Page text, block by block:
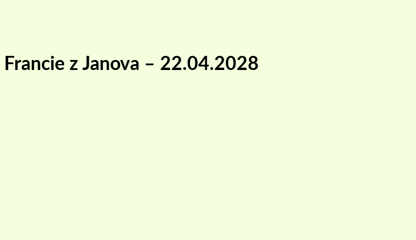
z Janova – 22.04.2028